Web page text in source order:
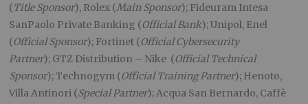
(Title Sponsor), Rolex (Main Sponsor); Fideuram Intesa
SanPaolo Private Banking (Official Bank); Unipol, Enel
(Official Sponsor); Fortinet (Official Cybersecurity
Partner); GTZ Distribution – Nike (Official Technical
Sponsor); Technogym (Official Training Partner); Henoto,
Villa Antinori (Special Partner); Acqua San Bernardo, Caffè